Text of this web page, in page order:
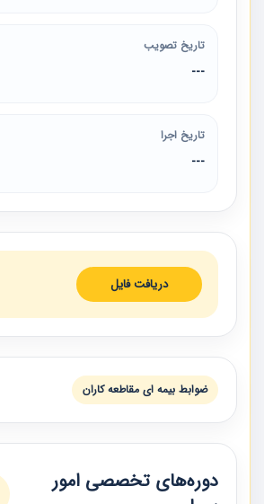
تاریخ تصویب
---
تاریخ اجرا
---
دریافت فایل
ضوابط بیمه ای مقاطعه کاران
دوره‌های تخصصی امور